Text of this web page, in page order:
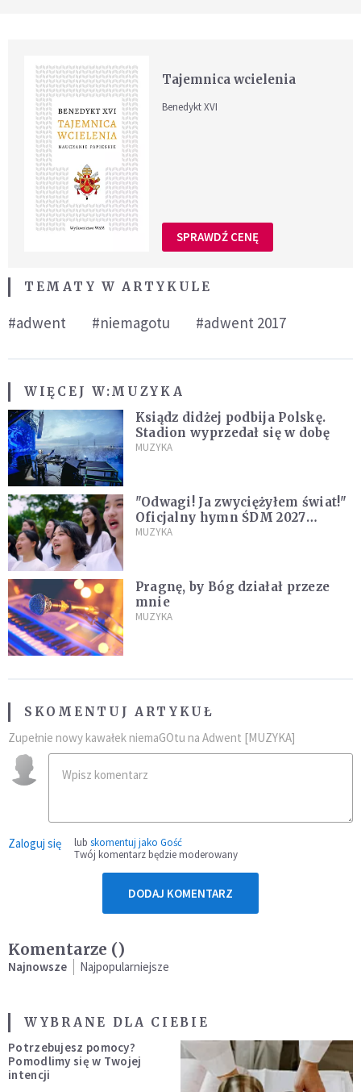
Tajemnica wcielenia
Benedykt XVI
SPRAWDŹ CENĘ
TEMATY W ARTYKULE
#adwent #niemagotu #adwent 2017
WIĘCEJ W: MUZYKA
Ksiądz didżej podbija Polskę.
Stadion wyprzedał się w dobę
MUZYKA
"Odwagi! Ja zwyciężyłem świat!"
Oficjalny hymn ŚDM 2027
zaprezentowany
MUZYKA
Pragnę, by Bóg działał przeze
mnie
MUZYKA
SKOMENTUJ ARTYKUŁ
Zupełnie nowy kawałek niemaGOtu na Adwent [MUZYKA]
Zaloguj się lub skomentuj jako Gość
Twój komentarz będzie moderowany
DODAJ KOMENTARZ
Komentarze ()
Najnowsze Najpopularniejsze
WYBRANE DLA CIEBIE
Potrzebujesz pomocy?
Pomodlimy się w Twojej
intencji